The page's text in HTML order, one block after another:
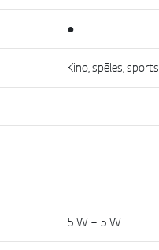
●
Kino, spēles, sports
5 W + 5 W